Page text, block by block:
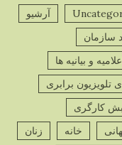
آرشیو
سازمان
و بیانیه ها
تلویزیون برابری
کارگری
خانه
زنان